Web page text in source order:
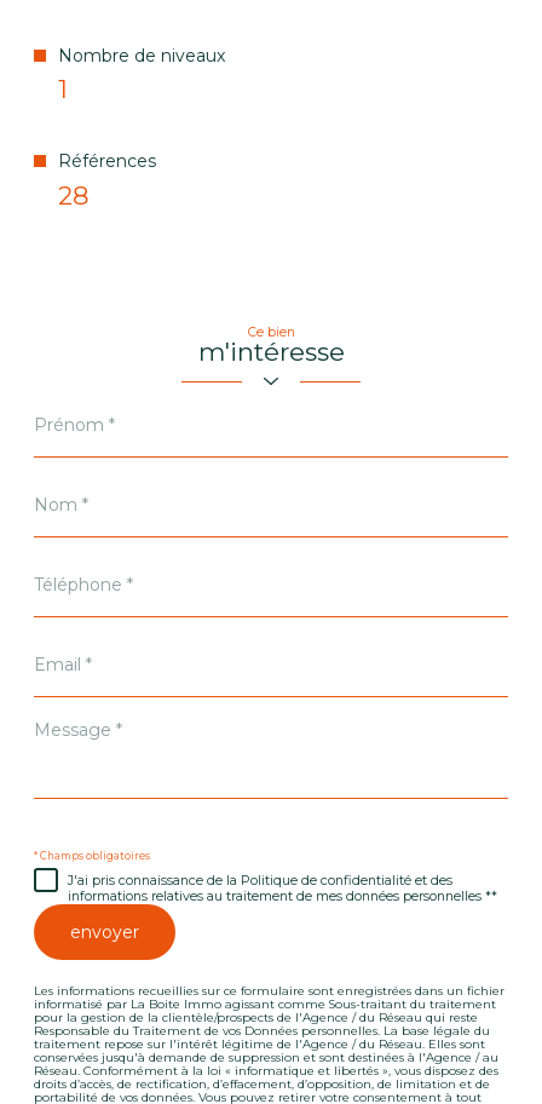
Nombre de niveaux
1
Références
28
Ce bien
m'intéresse
*
*
*
Message
* Champs obligatoires
J'ai pris connaissance de la Politique de confidentialité et des
informations relatives au traitement de mes données personnelles **
envoyer
Les informations recueillies sur ce formulaire sont enregistrées dans un fichier
informatisé par La Boite Immo agissant comme Sous-traitant du traitement
pour la gestion de la clientèle/prospects de l'Agence / du Réseau qui reste
Responsable du Traitement de vos Données personnelles. La base légale du
traitement repose sur l'intérêt légitime de l'Agence / du Réseau. Elles sont
conservées jusqu'à demande de suppression et sont destinées à l'Agence / au
Réseau. Conformément à la loi « informatique et libertés », vous disposez des
droits d’accès, de rectification, d’effacement, d’opposition, de limitation et de
portabilité de vos données. Vous pouvez retirer votre consentement à tout